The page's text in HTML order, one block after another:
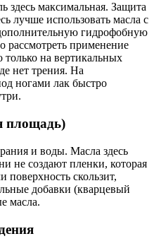
здесь максимальная. Защита
лучше использовать масла с
гидрофобную
рассмотреть применение
только на вертикальных
нет трения. На
ногами лак быстро
площадь)
и воды. Масла здесь
не создают пленки, которая
поверхность скользит,
добавки (кварцевый
масла.